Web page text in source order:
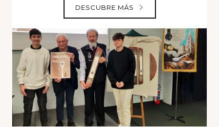
DESCUBRE MÁS